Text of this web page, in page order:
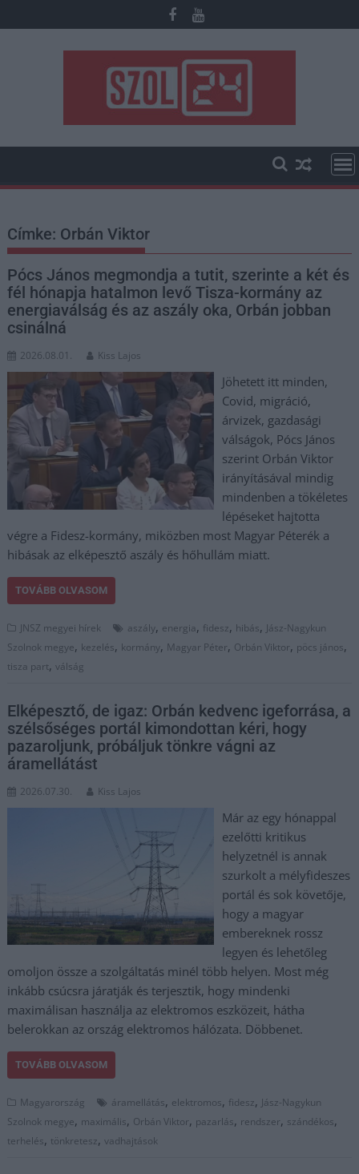
to
Címke: Orbán Viktor
Pócs János megmondja a tutit, szerinte a két és
fél hónapja hatalmon levő Tisza-kormány az
energiaválság és az aszály oka, Orbán jobban
csinálná
2026.08.01. Kiss Lajos
Jöhetett itt minden,
Covid, migráció,
árvizek, gazdasági
válságok, Pócs János
szerint Orbán Viktor
irányításával mindig
mindenben a tökéletes
lépéseket hajtotta
végre a Fidesz-kormány, miközben most Magyar Péterék a
hibásak az elképesztő aszály és hőhullám miatt.
TOVÁBB OLVASOM
JNSZ megyei hírek aszály, energia, fidesz, hibás, Jász-Nagykun
Szolnok megye, kezelés, kormány, Magyar Péter, Orbán Viktor, pöcs jános,
tisza part,válság
Elképesztő, de igaz: Orbán kedvenc igeforrása, a
szélsőséges portál kimondottan kéri, hogy
pazaroljunk, próbáljuk tönkre vágni az
áramellátást
2026.07.30. Kiss Lajos
Már az egy hónappal
ezelőtti kritikus
helyzetnél is annak
szurkolt a mélyfideszes
portál és sok követője,
hogy a magyar
embereknek rossz
legyen és lehetőleg
omoljon össze a szolgáltatás minél több helyen. Most még
inkább csúcsra járatják és terjesztik, hogy mindenki
maximálisan használja az elektromos eszközeit, hátha
belerokkan az ország elektromos hálózata. Döbbenet.
TOVÁBB OLVASOM
Magyarország áramellátás, elektromos, fidesz, Jász-Nagykun
Szolnok megye, maximális, Orbán Viktor, pazarlás, rendszer, szándékos,
terhelés, tönkretesz,vadhajtások